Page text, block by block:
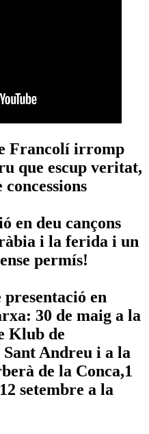
Francolí irromp
que escup veritat,
en deu cançons
i la ferida i un
permís!
en
30 de maig a la
Klub de
Andreu i a la
de la Conca,1
setembre a la